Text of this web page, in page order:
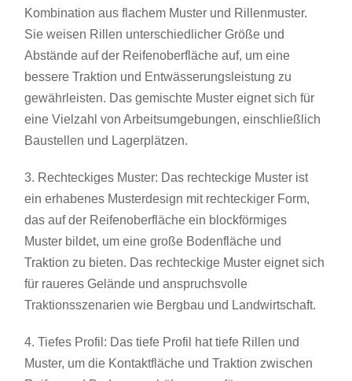
Kombination aus flachem Muster und Rillenmuster.
Sie weisen Rillen unterschiedlicher Größe und
Abstände auf der Reifenoberfläche auf, um eine
bessere Traktion und Entwässerungsleistung zu
gewährleisten. Das gemischte Muster eignet sich für
eine Vielzahl von Arbeitsumgebungen, einschließlich
Baustellen und Lagerplätzen.
3. Rechteckiges Muster: Das rechteckige Muster ist
ein erhabenes Musterdesign mit rechteckiger Form,
das auf der Reifenoberfläche ein blockförmiges
Muster bildet, um eine große Bodenfläche und
Traktion zu bieten. Das rechteckige Muster eignet sich
für raueres Gelände und anspruchsvolle
Traktionsszenarien wie Bergbau und Landwirtschaft.
4. Tiefes Profil: Das tiefe Profil hat tiefe Rillen und
Muster, um die Kontaktfläche und Traktion zwischen